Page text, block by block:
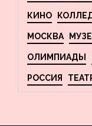
КИНО
МОСКВА
ОЛИМПИАДЫ
РОССИЯ